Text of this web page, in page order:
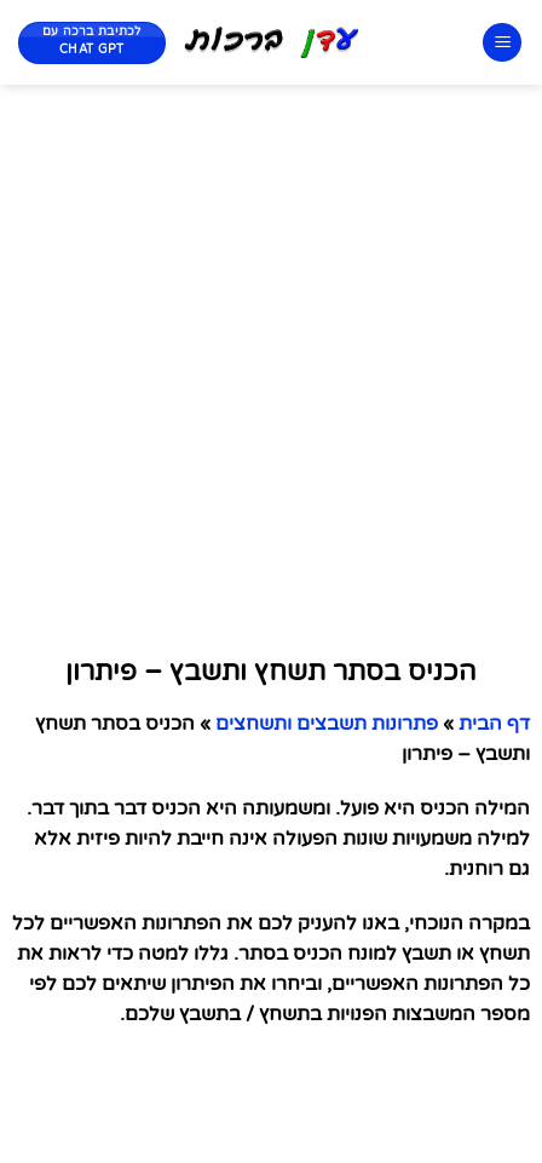
לכתיבת ברכה עם
CHAT GPT
הכניס בסתר תשחץ ותשבץ – פיתרון
דף הבית » פתרונות תשבצים ותשחצים » הכניס בסתר תשחץ
ותשבץ – פיתרון
המילה הכניס היא פועל. ומשמעותה היא הכניס דבר בתוך דבר.
למילה משמעויות שונות הפעולה אינה חייבת להיות פיזית אלא
גם רוחנית.
במקרה הנוכחי, באנו להעניק לכם את הפתרונות האפשריים לכל
תשחץ או תשבץ למונח הכניס בסתר. גללו למטה כדי לראות את
כל הפתרונות האפשריים, וביחרו את הפיתרון שיתאים לכם לפי
מספר המשבצות הפנויות בתשחץ / בתשבץ שלכם.